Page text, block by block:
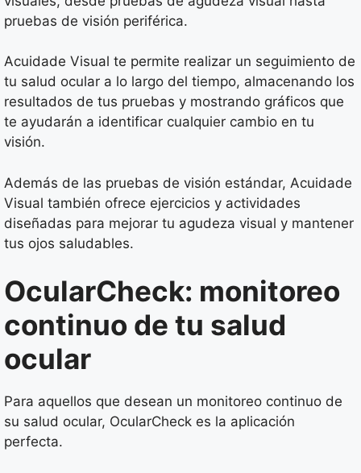
pruebas de visión periférica.
Acuidade Visual te permite realizar un seguimiento de
tu salud ocular a lo largo del tiempo, almacenando los
resultados de tus pruebas y mostrando gráficos que
te ayudarán a identificar cualquier cambio en tu
visión.
Además de las pruebas de visión estándar, Acuidade
Visual también ofrece ejercicios y actividades
diseñadas para mejorar tu agudeza visual y mantener
tus ojos saludables.
OcularCheck: monitoreo
continuo de tu salud
ocular
Para aquellos que desean un monitoreo continuo de
su salud ocular, OcularCheck es la aplicación
perfecta.